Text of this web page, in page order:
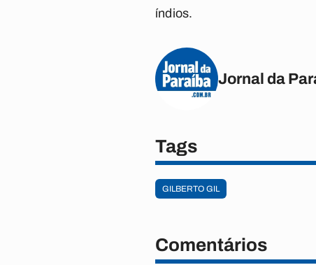
índios.
Jornal da
Tags
GILBERTO GIL
Comentários